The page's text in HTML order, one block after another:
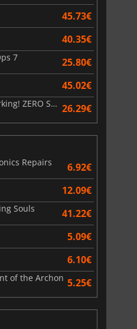
15.48
45.73€
40.35€
7 25.80€
45.02€
DRAGON BALL Sparking! ZERO Super Limit Breaking NEO 26.29€
Repairs
6.92€
12.09€
Souls 41.22€
5.09€
6.10€
of the Archon 5.25€